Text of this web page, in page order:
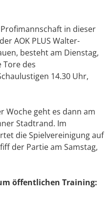
in dieser
AOK PLUS Walter-
besteht am Dienstag,
Tore des
14.30 Uhr,
Woche geht es dann am
Stadtrand. Im
die Spielvereinigung auf
der Partie am Samstag,
öffentlichen Training: